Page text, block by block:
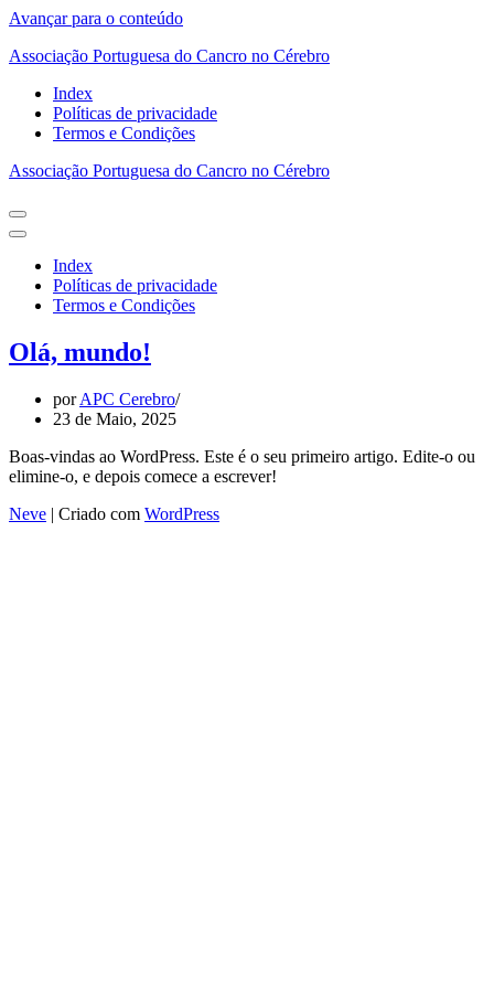
Avançar para o conteúdo
Associação Portuguesa do Cancro no Cérebro
Index
Políticas de privacidade
Termos e Condições
Associação Portuguesa do Cancro no Cérebro
Menu
de
Menu
navegação
Index
Políticas de privacidade
Termos e Condições
Olá, mundo!
porAPC Cerebro
23 de Maio, 2025
Boas-vindas ao WordPress. Este é o seu primeiro artigo. Edite-o ou
elimine-o, e depois comece a escrever!
Neve | Criado com WordPress